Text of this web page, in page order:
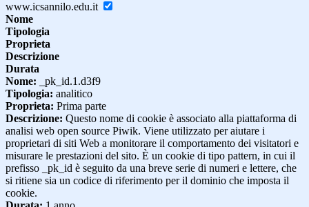
www.icsannilo.edu.it
Nome
Tipologia
Proprieta
Descrizione
Durata
Nome: _pk_id.1.d3f9
Tipologia: analitico
Proprieta: Prima parte
Descrizione: Questo nome di cookie è associato alla piattaforma di
analisi web open source Piwik. Viene utilizzato per aiutare i
proprietari di siti Web a monitorare il comportamento dei visitatori e
misurare le prestazioni del sito. È un cookie di tipo pattern, in cui il
prefisso _pk_id è seguito da una breve serie di numeri e lettere, che
si ritiene sia un codice di riferimento per il dominio che imposta il
cookie.